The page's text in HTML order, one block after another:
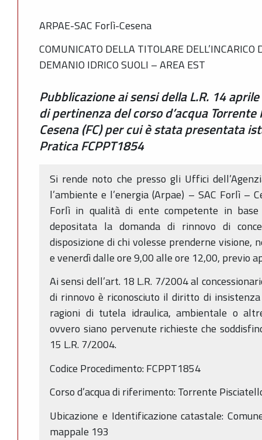
ARPAE-SAC Forlì-Cesena
COMUNICATO DELLA TITOLARE
DEMANIO IDRICO SUOLI – AREA EST
Pubblicazione ai sensi della L.R. 14
di pertinenza del corso d’acqua
Cesena (FC) per cui è stata presentata
Pratica FCPPT1854
Si rende noto che presso gli Uffici
l’ambiente e l’energia (Arpae) – SAC Forlì –
Forlì in qualità di ente competente in
depositata la domanda di rinnovo di
disposizione di chi volesse prenderne visione,
e venerdì dalle ore 9,00 alle ore 12,00, previo
Ai sensi dell’art. 18 L.R. 7/2004 al
di rinnovo è riconosciuto il diritto di
ragioni di tutela idraulica, ambientale o
ovvero siano pervenute richieste che
15 L.R. 7/2004.
Codice Procedimento: FCPPT1854
Corso d’acqua di riferimento: Torrente
Ubicazione e Identificazione catastale:
mappale 193